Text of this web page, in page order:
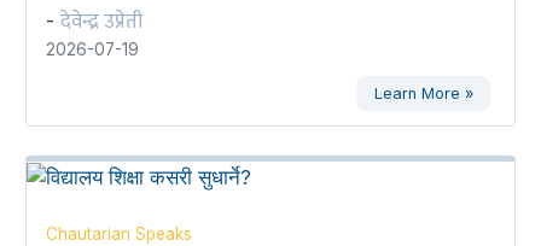
- देवेन्द्र उप्रेती
2026-07-19
Learn More »
Chautarian Speaks